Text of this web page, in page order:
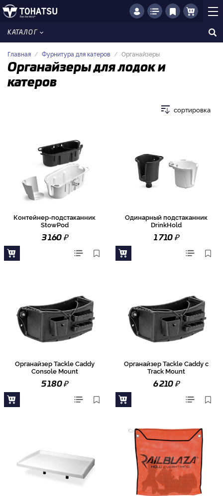
КАТАЛОГ
Главная Фурнитура для катеров Органайзеры
Органайзеры для лодок и
катеров
сортировка
Контейнер-подстаканник
StowPod
3 160₽
Одинарный подстаканник
DrinkHold
1 710₽
Органайзер Tackle Caddy
Console Mount
5 180₽
Органайзер Tackle Caddy c
Track Mount
6 210₽